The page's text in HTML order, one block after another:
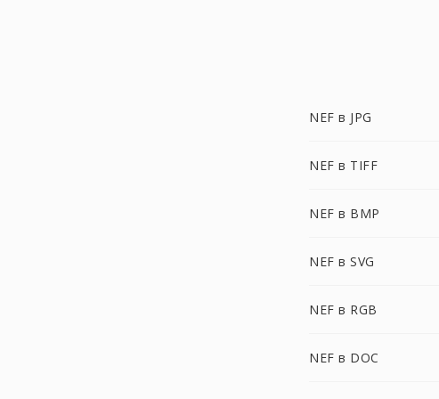
NEF в JPG
NEF в TIFF
NEF в BMP
NEF в SVG
NEF в RGB
NEF в DOC